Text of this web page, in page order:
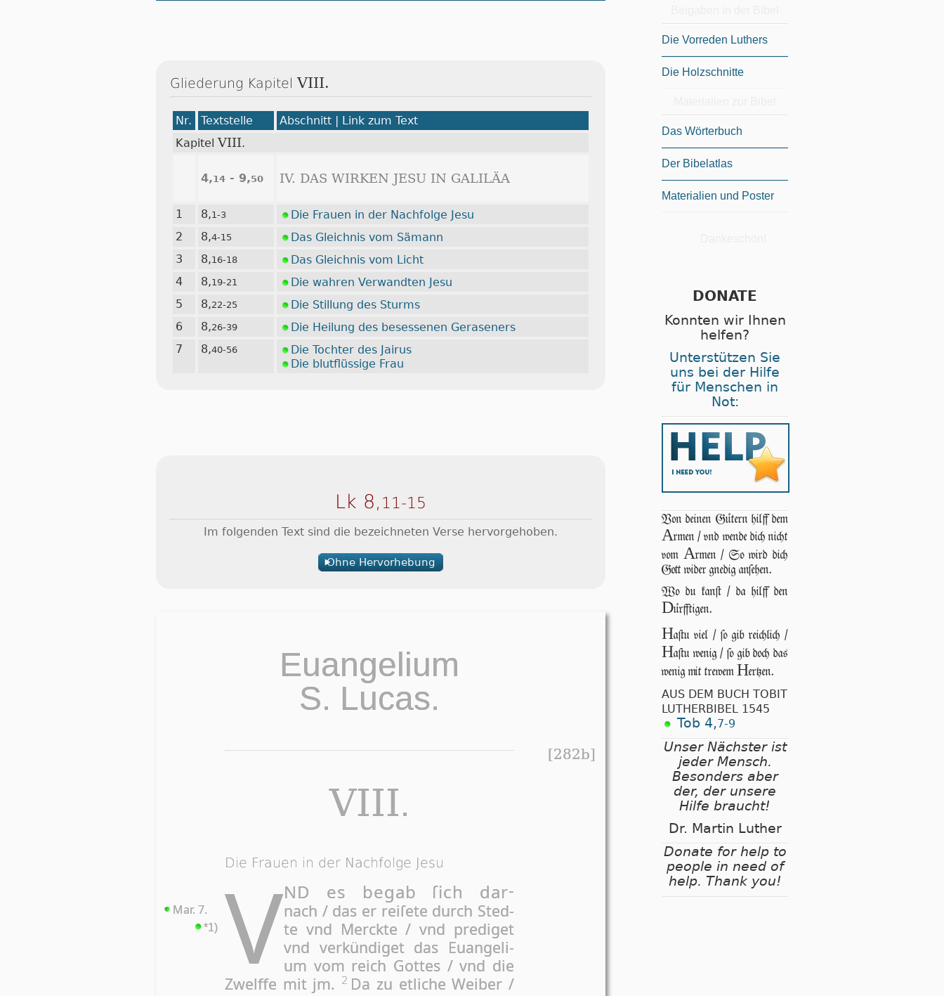
Gliederung Kapitel VIII.
Nr. Textstelle
Abschnitt | Link zum Text
KapitelVIII.
4,14 - 9,50 IV. DAS WIRKEN JESU IN GALILÄA
1 8,1-3
Die Frauen in der Nachfolge Jesu
2
8,4-15
Das Gleichnis vom Sämann
3
8,16-18
Das Gleichnis vom Licht
4
8,19-21
Die wahren Verwandten Jesu
5
8,22-25
Die Stillung des Sturms
6
8,26-39
Die Heilung des besessenen Geraseners
7
8,40-56
Die Tochter des Jairus
Die blutflüssige Frau
Lk 8, 11-15
Im folgenden Text sind die bezeichneten Verse hervorgehoben.
Ohne Hervorhebung
Euangelium
S. Lucas.
[282b]
VIII.
Die Frauen in der Nachfolge Jesu
Mar. 7.
*1) VND es begab ſich dar­
nach / das er rei­ſe­te durch Sted­
te vnd Merck­te / vnd pre­di­get
vnd ver­kün­di­get das Euan­ge­li­
um vom reich Got­tes / vnd die
Zwelf­fe mit jm.
2 Da zu et­li­che Wei­ber /
Die Vorreden Luthers
Die Holzschnitte
Das Wörterbuch
Der Bibelatlas
Materialien und Poster
DONATE
Konnten wir Ihnen
helfen?
Unterstützen Sie
uns bei der Hilfe
für Menschen in
Not:
Von deinen Gütern hilff dem
Armen / vnd wende dich nicht
vom Armen / So wird dich
Gott wider gnedig anſehen.
Wo du kanſt / da hilff den
Dürfftigen.
Haſtu viel / ſo gib reichlich /
Haſtu wenig / ſo gib doch das
wenig mit trewem Hertzen.
AUS DEM BUCH TOBIT
LUTHERBIBEL 1545
Tob 4,7-9
Unser Nächster ist
jeder Mensch.
Besonders aber
der, der unsere
Hilfe braucht!
Dr. Martin Luther
Donate for help to
people in need of
help. Thank you!